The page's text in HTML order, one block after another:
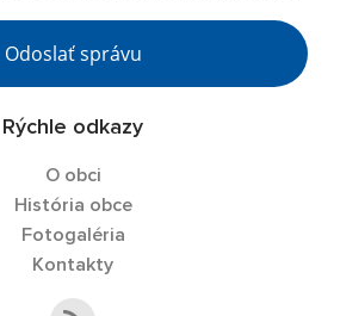
Odoslať správu
Rýchle odkazy
O obci
História obce
Fotogaléria
Kontakty